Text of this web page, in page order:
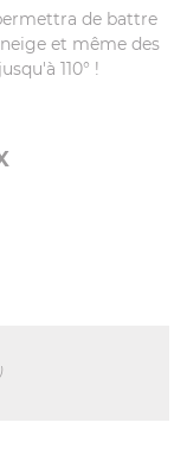
de battre
et même des
110° !